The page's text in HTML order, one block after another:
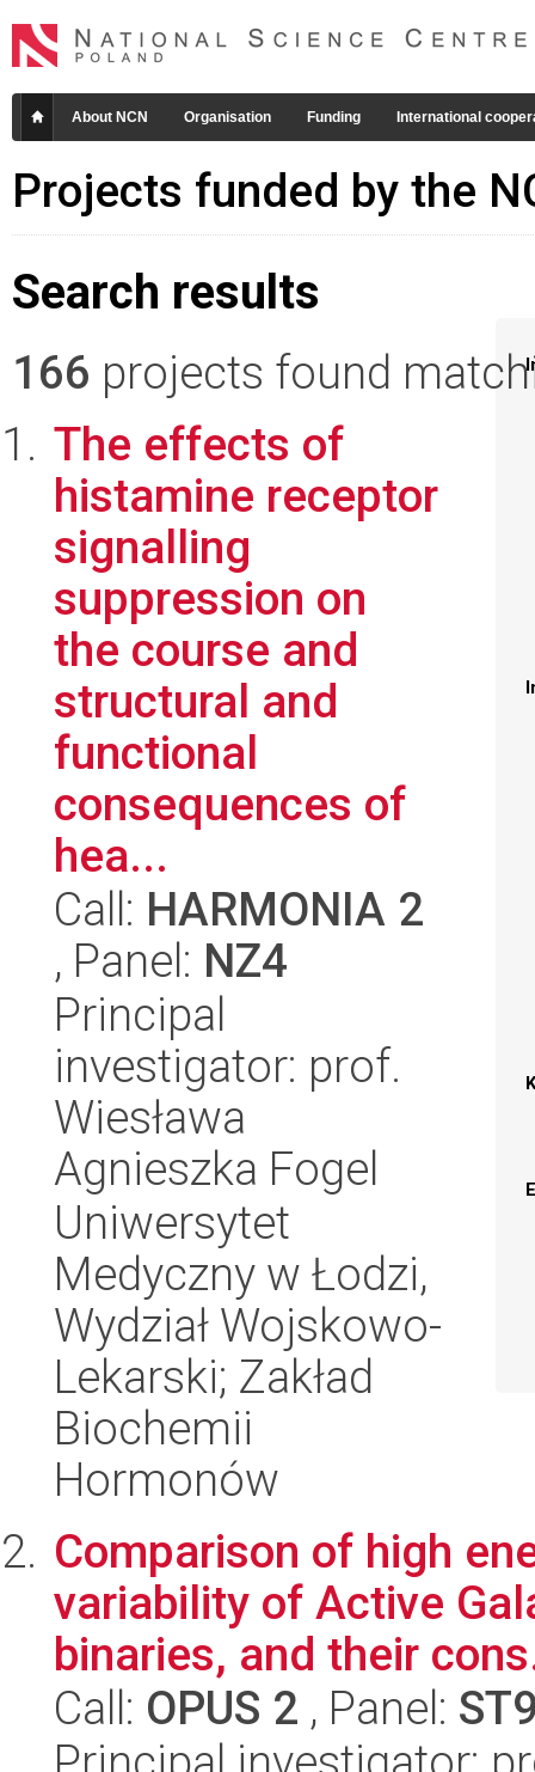
About NCN Organisation Funding International
Projects funded by the
Search results
166 projects found
The effects of
histamine receptor
signalling
suppression on
the course and
structural and
functional
consequences of
hea...
Call: HARMONIA 2
, Panel: NZ4
Principal
investigator: prof.
Wiesława
Agnieszka Fogel
Uniwersytet
Medyczny w Łodzi,
Wydział Wojskowo-
Lekarski; Zakład
Biochemii
Hormonów
Comparison of high
variability of Active
binaries, and their
Call: OPUS 2 , Panel: